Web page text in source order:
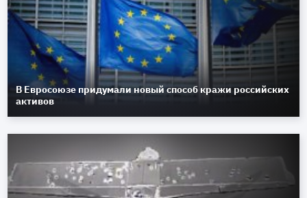
В Евросоюзе придумали новый способ кражи российских
активов